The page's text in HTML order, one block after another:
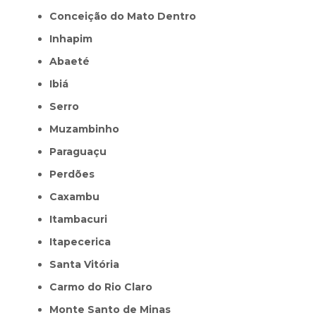
Conceição do Mato Dentro
Inhapim
Abaeté
Ibiá
Serro
Muzambinho
Paraguaçu
Perdões
Caxambu
Itambacuri
Itapecerica
Santa Vitória
Carmo do Rio Claro
Monte Santo de Minas